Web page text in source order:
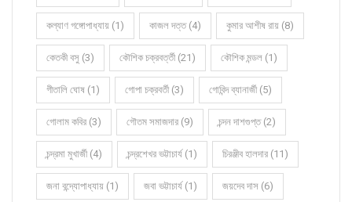
কল্যাণ গঙ্গোপাধ্যায় (1) কাজল দত্ত (4) কুমার আশীষ রায় (8)
কেতকী বসু (3) কৌশিক চক্রবর্ত্তী (21) কৌশিক মন্ডল (1)
গীতালি ঘোষ (1) গোপা চক্রবর্তী (3) গোবিন্দ ব্যানার্জী (5)
গোলাম কবির (3) গৌতম সমাজদার (9) চন্দন দাশগুপ্ত (2)
চন্দ্রমা মুখার্জী (4) চন্দ্রশেখর ভট্টাচার্য (1) চিরঞ্জীব হালদার (11)
জনা বন্দ্যোপাধ্যায় (1) জবা ভট্টাচার্য (1) জয়দেব দাস (6)